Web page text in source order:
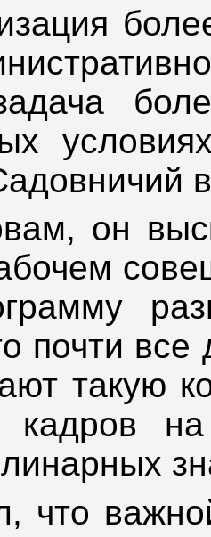
он
почти
такую
кадров
что